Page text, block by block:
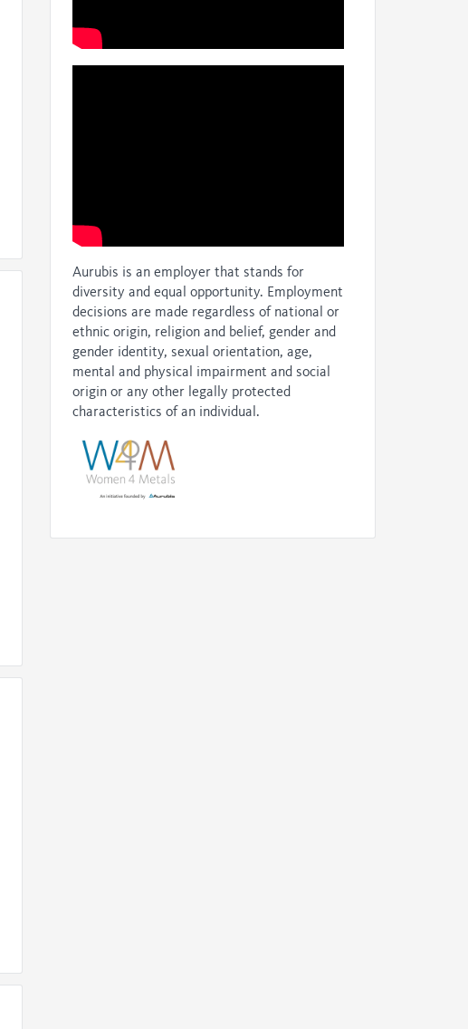
Aurubis is an employer that stands for
diversity and equal opportunity. Employment
decisions are made regardless of national or
ethnic origin, religion and belief, gender and
gender identity, sexual orientation, age,
mental and physical impairment and social
origin or any other legally protected
characteristics of an individual.